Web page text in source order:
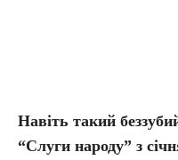
Навіть такий
“Слуги народу” з